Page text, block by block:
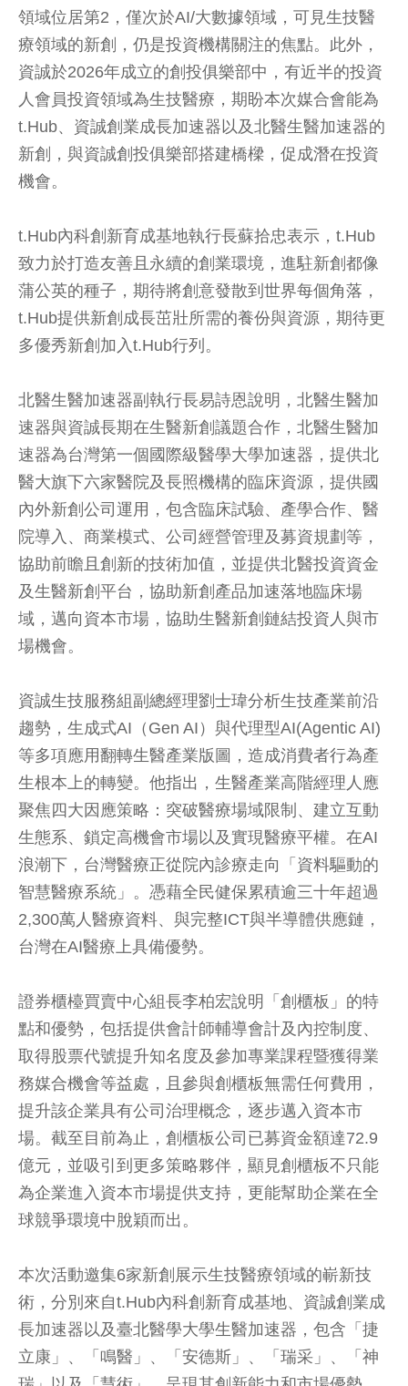
領域位居第2，僅次於AI/大數據領域，可見生技醫
療領域的新創，仍是投資機構關注的焦點。此外，
資誠於2026年成立的創投俱樂部中，有近半的投資
人會員投資領域為生技醫療，期盼本次媒合會能為
t.Hub、資誠創業成長加速器以及北醫生醫加速器的
新創，與資誠創投俱樂部搭建橋樑，促成潛在投資
機會。
t.Hub內科創新育成基地執行長蘇拾忠表示，t.Hub
致力於打造友善且永續的創業環境，進駐新創都像
蒲公英的種子，期待將創意發散到世界每個角落，
t.Hub提供新創成長茁壯所需的養份與資源，期待更
多優秀新創加入t.Hub行列。
北醫生醫加速器副執行長易詩恩說明，北醫生醫加
速器與資誠長期在生醫新創議題合作，北醫生醫加
速器為台灣第一個國際級醫學大學加速器，提供北
醫大旗下六家醫院及長照機構的臨床資源，提供國
內外新創公司運用，包含臨床試驗、產學合作、醫
院導入、商業模式、公司經營管理及募資規劃等，
協助前瞻且創新的技術加值，並提供北醫投資資金
及生醫新創平台，協助新創產品加速落地臨床場
域，邁向資本市場，協助生醫新創鏈結投資人與市
場機會。
資誠生技服務組副總經理劉士瑋分析生技產業前沿
趨勢，生成式AI（Gen AI）與代理型AI(Agentic AI)
等多項應用翻轉生醫產業版圖，造成消費者行為產
生根本上的轉變。他指出，生醫產業高階經理人應
聚焦四大因應策略：突破醫療場域限制、建立互動
生態系、鎖定高機會市場以及實現醫療平權。在AI
浪潮下，台灣醫療正從院內診療走向「資料驅動的
智慧醫療系統」。憑藉全民健保累積逾三十年超過
2,300萬人醫療資料、與完整ICT與半導體供應鏈，
台灣在AI醫療上具備優勢。
證券櫃檯買賣中心組長李柏宏說明「創櫃板」的特
點和優勢，包括提供會計師輔導會計及內控制度、
取得股票代號提升知名度及參加專業課程暨獲得業
務媒合機會等益處，且參與創櫃板無需任何費用，
提升該企業具有公司治理概念，逐步邁入資本市
場。截至目前為止，創櫃板公司已募資金額達72.9
億元，並吸引到更多策略夥伴，顯見創櫃板不只能
為企業進入資本市場提供支持，更能幫助企業在全
球競爭環境中脫穎而出。
本次活動邀集6家新創展示生技醫療領域的嶄新技
術，分別來自t.Hub內科創新育成基地、資誠創業成
長加速器以及臺北醫學大學生醫加速器，包含「捷
立康」、「鳴醫」、「安德斯」、「瑞采」、「神